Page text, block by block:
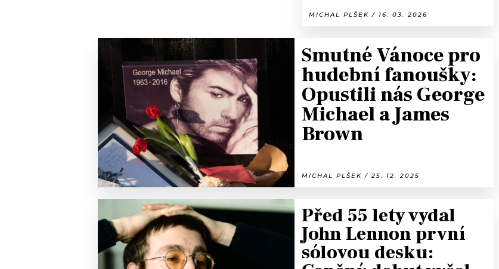
MICHAL PLŠEK / 16. 03. 2026
Smutné Vánoce pro
hudební fanoušky:
Opustili nás George
Michael a James
Brown
MICHAL PLŠEK / 25. 12. 2025
Před 55 lety vydal
John Lennon první
sólovou desku: